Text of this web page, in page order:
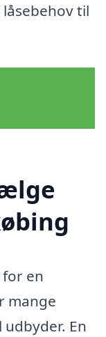
til
en
mange
En